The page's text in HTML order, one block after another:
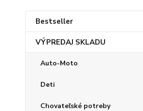
Bestseller
VÝPREDAJ SKLADU
Auto-Moto
Deti
Chovateľské potreby